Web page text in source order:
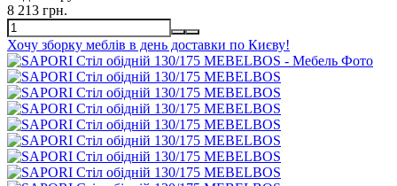
8 213 грн.
Хочу зборку меблів в день доставки по Києву!